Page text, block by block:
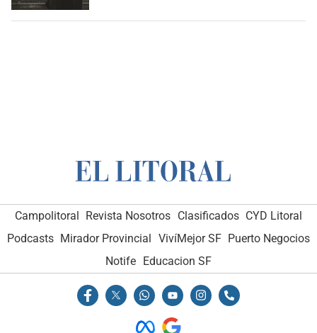
Campolitoral Revista Nosotros Clasificados CYD Litoral
Podcasts Mirador Provincial VivíMejor SF Puerto Negocios
Notife Educacion SF